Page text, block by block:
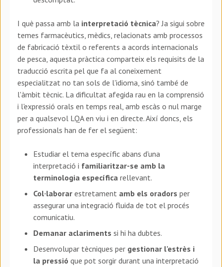
I què passa amb la interpretació tècnica? Ja sigui sobre
temes farmacèutics, mèdics, relacionats amb processos
de fabricació tèxtil o referents a acords internacionals
de pesca, aquesta pràctica comparteix els requisits de la
traducció escrita pel que fa al coneixement
especialitzat no tan sols de l'idioma, sinó també de
l'àmbit tècnic. La dificultat afegida rau en la comprensió
i l'expressió orals en temps real, amb escàs o nul marge
per a qualsevol LQA en viu i en directe. Així doncs, els
professionals han de fer el següent:
Estudiar el tema específic abans d'una
interpretació i familiaritzar-se amb la
terminologia específica rellevant.
Col·laborar estretament amb els oradors per
assegurar una integració fluida de tot el procés
comunicatiu.
Demanar aclariments si hi ha dubtes.
Desenvolupar tècniques per gestionar l'estrès i
la pressió que pot sorgir durant una interpretació